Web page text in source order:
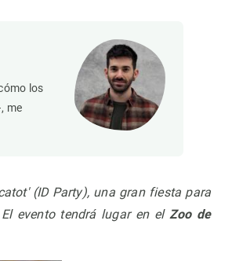
los
me
(ID Party), una gran fiesta para
evento tendrá lugar en el Zoo de